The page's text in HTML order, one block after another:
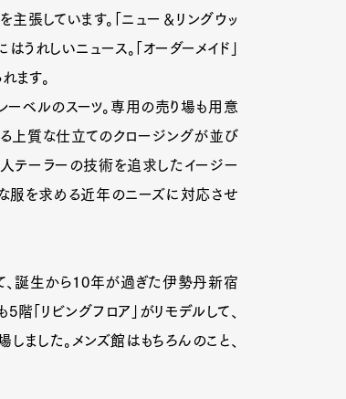
主張しています。「ニュー＆リングウッ
れしいニュース。「オーダーメイド」
ます。
ーベルのスーツ。専用の売り場も用意
る上質な仕立てのクロージングが並び
人テーラーの技術を追求したイージー
な服を求める近年のニーズに対応させ
て、誕生から10年が過ぎた伊勢丹新宿
「リビングフロア」がリモデルして、
ました。メンズ館はもちろんのこと、